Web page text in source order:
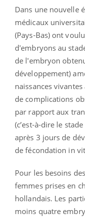
Dans une nouvelle
médicaux
(Pays-Bas) ont
d'embryons au
de l'embryon
développement)
naissances
de complications
par rapport aux
(c’est-à-dire le
après 3 jours de
de fécondation in
Pour les besoins
femmes prises en
hollandais. Les
moins quatre